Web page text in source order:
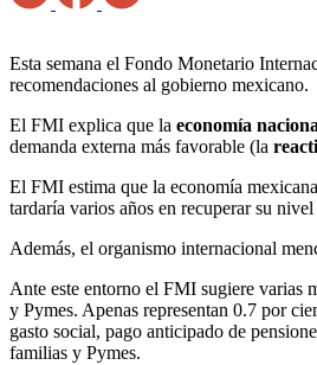
Esta semana el Fondo Monetario
recomendaciones al gobierno mexicano.
El FMI explica que la economía
demanda externa más favorable (la
El FMI estima que la economía
tardaría varios años en recuperar su
Además, el organismo internacional
Ante este entorno el FMI sugiere varias
y Pymes. Apenas representan 0.7 por
gasto social, pago anticipado de
familias y Pymes.